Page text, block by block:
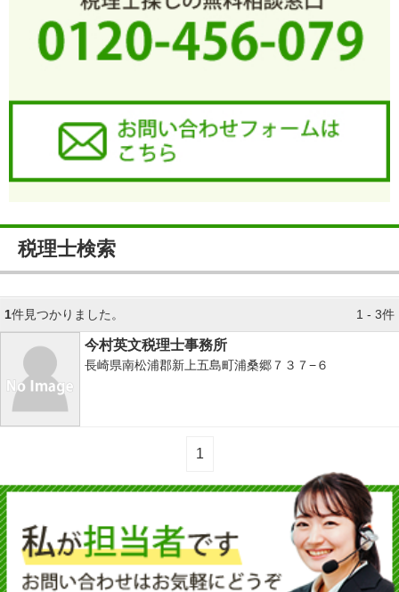
税理士検索
1件見つかりました。 1 - 3件
今村英文税理士事務所
長崎県南松浦郡新上五島町浦桑郷７３７−６
1